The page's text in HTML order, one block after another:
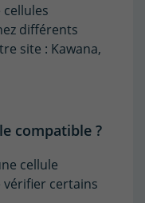
différents
site : Kawana,
compatible ?
cellule
certains